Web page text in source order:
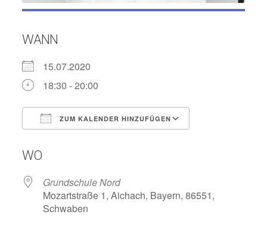
WANN
15.07.2020
18:30 - 20:00
ZUM KALENDER HINZUFÜGEN
WO
Grundschule Nord
Mozartstraße 1, Aichach, Bayern, 86551,
Schwaben